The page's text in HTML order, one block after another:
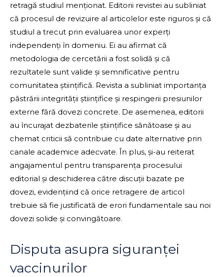
retragă studiul menționat. Editorii revistei au subliniat
că procesul de revizuire al articolelor este riguros și că
studiul a trecut prin evaluarea unor experți
independenți în domeniu. Ei au afirmat că
metodologia de cercetării a fost solidă și că
rezultatele sunt valide și semnificative pentru
comunitatea științifică. Revista a subliniat importanța
păstrării integrității științifice și respingerii presiunilor
externe fără dovezi concrete. De asemenea, editorii
au încurajat dezbaterile științifice sănătoase și au
chemat criticii să contribuie cu date alternative prin
canale academice adecvate. În plus, și-au reiterat
angajamentul pentru transparența procesului
editorial și deschiderea către discuții bazate pe
dovezi, evidențiind că orice retragere de articol
trebuie să fie justificată de erori fundamentale sau noi
dovezi solide și convingătoare.
Disputa asupra siguranței
vaccinurilor